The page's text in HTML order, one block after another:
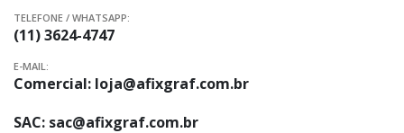
TELEFONE / WHATSAPP:
(11) 3624-4747
E-MAIL:
Comercial: loja@afixgraf.com.br
SAC: sac@afixgraf.com.br